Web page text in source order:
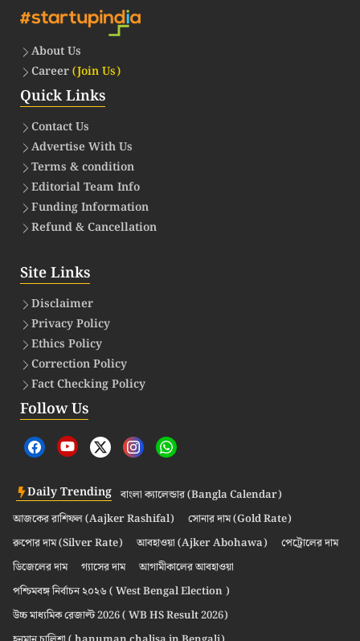
About Us
Career(Join Us)
Quick Links
Contact Us
Advertise With Us
Terms & condition
Editorial Team Info
Funding Information
Refund & Cancellation
Site Links
Disclaimer
Privacy Policy
Ethics Policy
Correction Policy
Fact Checking Policy
Follow Us
Daily Trending বাংলা ক্যালেন্ডার (Bangla Calendar)
আজকের রাশিফল (Aajker Rashifal)
সোনার দাম (Gold Rate)
রুপোর দাম (Silver Rate)
আবহাওয়া (Ajker Abohawa)
পেট্রোলের দাম
ডিজেলের দাম
গ্যাসের দাম
আগামীকালের আবহাওয়া
পশ্চিমবঙ্গ নির্বাচন ২০২৬ ( West Bengal Election )
উচ্চ মাধ্যমিক রেজাল্ট 2026 ( WB HS Result 2026)